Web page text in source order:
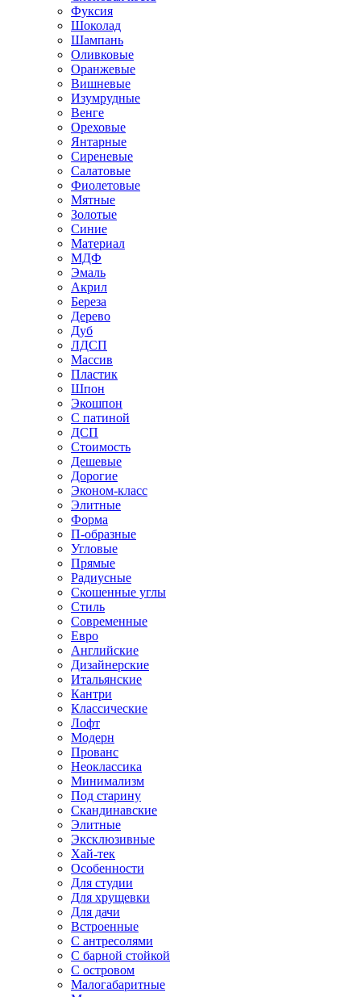
Фуксия
Шоколад
Шампань
Оливковые
Оранжевые
Вишневые
Изумрудные
Венге
Ореховые
Янтарные
Сиреневые
Салатовые
Фиолетовые
Мятные
Золотые
Синие
Материал
МДФ
Эмаль
Акрил
Береза
Дерево
Дуб
ЛДСП
Массив
Пластик
Шпон
Экошпон
С патиной
ДСП
Стоимость
Дешевые
Дорогие
Эконом-класс
Элитные
Форма
П-образные
Угловые
Прямые
Радиусные
Скошенные углы
Стиль
Современные
Евро
Английские
Дизайнерские
Итальянские
Кантри
Классические
Лофт
Модерн
Прованс
Неоклассика
Минимализм
Под старину
Скандинавские
Элитные
Эксклюзивные
Хай-тек
Особенности
Для студии
Для хрущевки
Для дачи
Встроенные
С антресолями
С барной стойкой
С островом
Малогабаритные